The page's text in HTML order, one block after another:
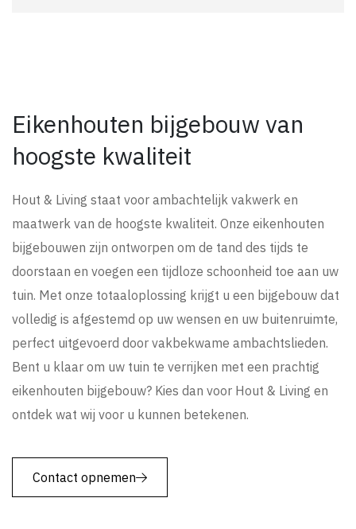
Eikenhouten bijgebouw van
hoogste kwaliteit
Hout & Living staat voor ambachtelijk vakwerk en
maatwerk van de hoogste kwaliteit. Onze eikenhouten
bijgebouwen zijn ontworpen om de tand des tijds te
doorstaan en voegen een tijdloze schoonheid toe aan uw
tuin. Met onze totaaloplossing krijgt u een bijgebouw dat
volledig is afgestemd op uw wensen en uw buitenruimte,
perfect uitgevoerd door vakbekwame ambachtslieden.
Bent u klaar om uw tuin te verrijken met een prachtig
eikenhouten bijgebouw? Kies dan voor Hout & Living en
ontdek wat wij voor u kunnen betekenen.
Contact opnemen